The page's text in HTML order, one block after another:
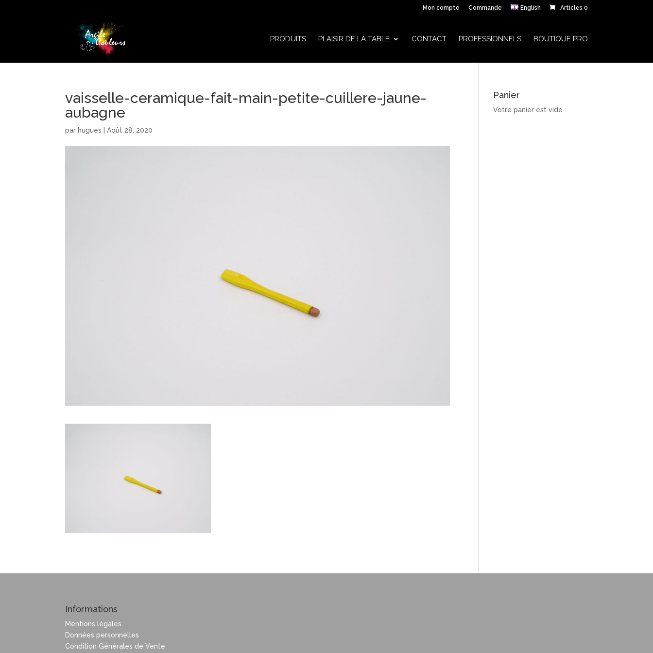
Mon compte Commande English Articles 0
PRODUITS PLAISIR DE LA TABLE CONTACT PROFESSIONNELS BOUTIQUE PRO
vaisselle-ceramique-fait-main-petite-cuillere-jaune-
aubagne
par hugues |Août 28, 2020
Panier
Votre panier est vide.
Informations
Mentions légales
Données personnelles
Condition Générales de Vente